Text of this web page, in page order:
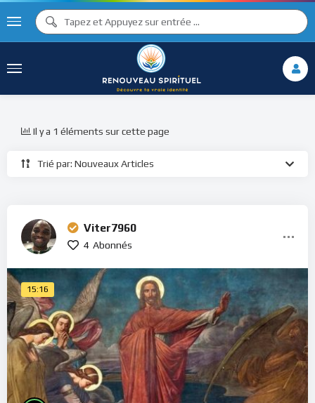
Trié par: Nouveaux Articles
Il y a 1 éléments sur cette page
Viter7960
4 Abonnés
15:16